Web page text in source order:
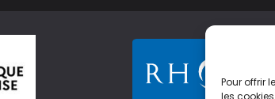
Pour offrir
les